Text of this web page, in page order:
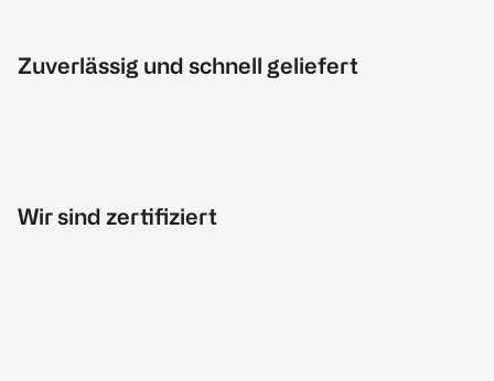
Zuverlässig und schnell geliefert
Wir sind zertifiziert